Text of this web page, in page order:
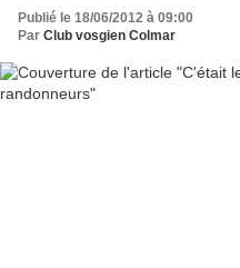
Publié le 18/06/2012 à 09:00
Par Club vosgien Colmar